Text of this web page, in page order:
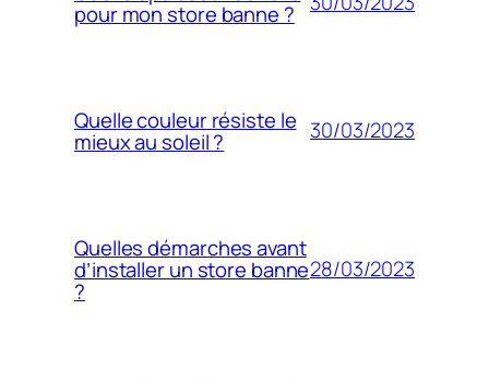
pour mon store banne ?
Quelle couleur résiste le
mieux au soleil ? 30/03/2023
Quelles démarches avant
d’installer un store banne
?
28/03/2023